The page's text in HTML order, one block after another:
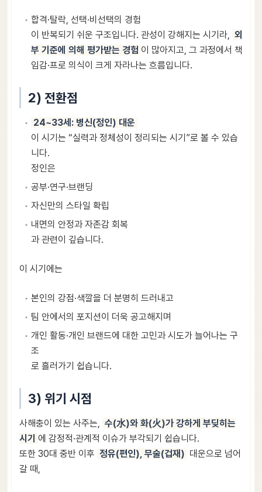
합격·탈락, 선택·비선택의 경험
이 반복되기 쉬운 구조입니다. 관성이 강해지는 시기라, 외
부 기준에 의해 평가받는 경험 이 많아지고, 그 과정에서 책
임감·프로 의식이 크게 자라나는 흐름입니다.
2) 전환점
24~33세: 병신(정인) 대운
이 시기는 “실력과 정체성이 정리되는 시기”로 볼 수 있습
니다.
정인은
공부·연구·브랜딩
자신만의 스타일 확립
내면의 안정과 자존감 회복
과 관련이 깊습니다.
이 시기에는
본인의 강점·색깔을 더 분명히 드러내고
팀 안에서의 포지션이 더욱 공고해지며
개인 활동·개인 브랜드에 대한 고민과 시도가 늘어나는 구
조
로 흘러가기 쉽습니다.
3) 위기 시점
사해충이 있는 사주는, 수(水)와 화(火)가 강하게 부딪히는
시기 에 감정적·관계적 이슈가 부각되기 쉽습니다.
또한 30대 중반 이후 정유(편인), 무술(겁재) 대운으로 넘어
갈 때,